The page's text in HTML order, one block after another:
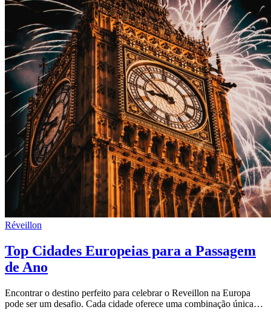
Réveillon
Top Cidades Europeias para a Passagem
de Ano
Encontrar o destino perfeito para celebrar o Reveillon na Europa
pode ser um desafio. Cada cidade oferece uma combinação única…